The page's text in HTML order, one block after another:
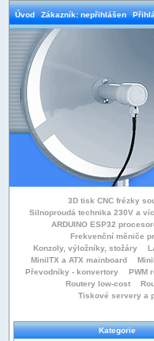
Úvod Zákazník: nepřihlášen
3D tisk CNC frézky
Silnoproudá technika 230V a
ARDUINO ESP32
Frekvenční měniče
Konzoly, výložníky, stožáry
MiniITX a ATX mainboard
Převodníky - konvertory
PWM
Routery low-cost
Tiskové servery a
Kategorie